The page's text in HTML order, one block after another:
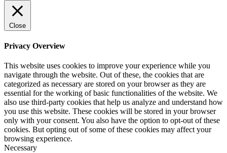
Close
Privacy Overview
This website uses cookies to improve your experience while you
navigate through the website. Out of these, the cookies that are
categorized as necessary are stored on your browser as they are
essential for the working of basic functionalities of the website. We
also use third-party cookies that help us analyze and understand how
you use this website. These cookies will be stored in your browser
only with your consent. You also have the option to opt-out of these
cookies. But opting out of some of these cookies may affect your
browsing experience.
Necessary